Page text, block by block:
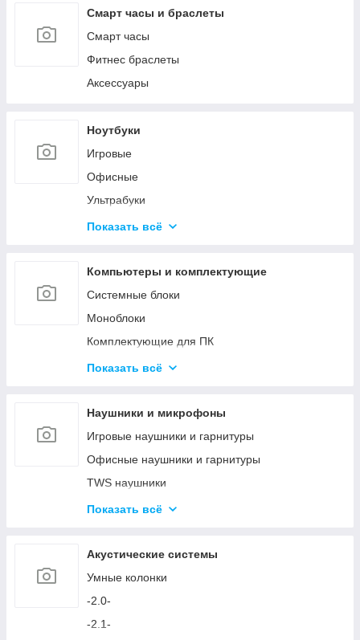
Смарт часы и браслеты
Смарт часы
Фитнес браслеты
Аксессуары
Ноутбуки
Игровые
Офисные
Ультрабуки
Для дизайна и творчества
Аксессуары для ноутбуков
Показать всё
Компьютеры и комплектующие
Системные блоки
Моноблоки
Комплектующие для ПК
Программное обеспечение
Вентиляторы охлаждения
Мониторы и аксессуары
Аксессуары для ПК
Устройства ввода и аксессуары
Игровые кресла
Игровые устройства
Симуляторы и аксессуары
Показать всё
Наушники и микрофоны
Игровые наушники и гарнитуры
Офисные наушники и гарнитуры
TWS наушники
Микрофоны
Показать всё
Акустические системы
Умные колонки
-2.0-
-2.1-